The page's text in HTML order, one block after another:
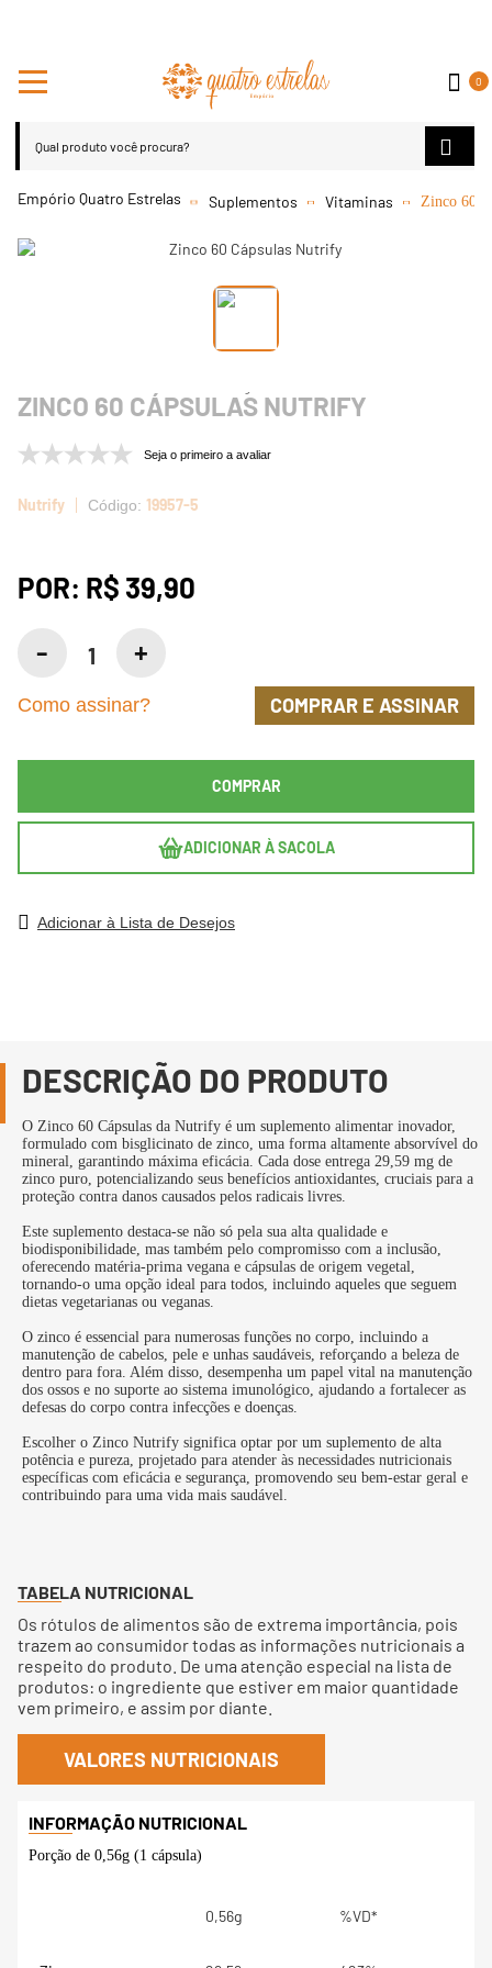
0
Suplementos Vitaminas Zinco 60
ZINCO 60 CÁPSULAS NUTRIFY
Seja o primeiro a avaliar
Nutrify 19957-5
POR: R$ 39,90
COMPRAR
ADICIONAR À SACOLA
Como assinar? COMPRAR E ASSINAR
Adicionar à Lista de Desejos
DESCRIÇÃO DO PRODUTO
O Zinco 60 Cápsulas da Nutrify é um suplemento alimentar inovador,
formulado com bisglicinato de zinco, uma forma altamente absorvível do
mineral, garantindo máxima eficácia. Cada dose entrega 29,59 mg de
zinco puro, potencializando seus benefícios antioxidantes, cruciais para a
proteção contra danos causados pelos radicais livres.
Este suplemento destaca-se não só pela sua alta qualidade e
biodisponibilidade, mas também pelo compromisso com a inclusão,
oferecendo matéria-prima vegana e cápsulas de origem vegetal,
tornando-o uma opção ideal para todos, incluindo aqueles que seguem
dietas vegetarianas ou veganas.
O zinco é essencial para numerosas funções no corpo, incluindo a
manutenção de cabelos, pele e unhas saudáveis, reforçando a beleza de
dentro para fora. Além disso, desempenha um papel vital na manutenção
dos ossos e no suporte ao sistema imunológico, ajudando a fortalecer as
defesas do corpo contra infecções e doenças.
Escolher o Zinco Nutrify significa optar por um suplemento de alta
potência e pureza, projetado para atender às necessidades nutricionais
específicas com eficácia e segurança, promovendo seu bem-estar geral e
contribuindo para uma vida mais saudável.
TABELA NUTRICIONAL
Os rótulos de alimentos são de extrema importância, pois
trazem ao consumidor todas as informações nutricionais a
respeito do produto. De uma atenção especial na lista de
produtos: o ingrediente que estiver em maior quantidade
vem primeiro, e assim por diante.
VALORES NUTRICIONAIS
Porção de 0,56g (1 cápsula)
0,56g %VD*